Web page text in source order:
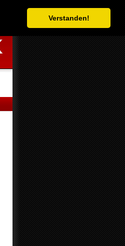
Verstanden!